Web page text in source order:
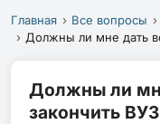
Главная Все вопросы
Должны ли мне дать
Должны ли
закончить ВУЗ